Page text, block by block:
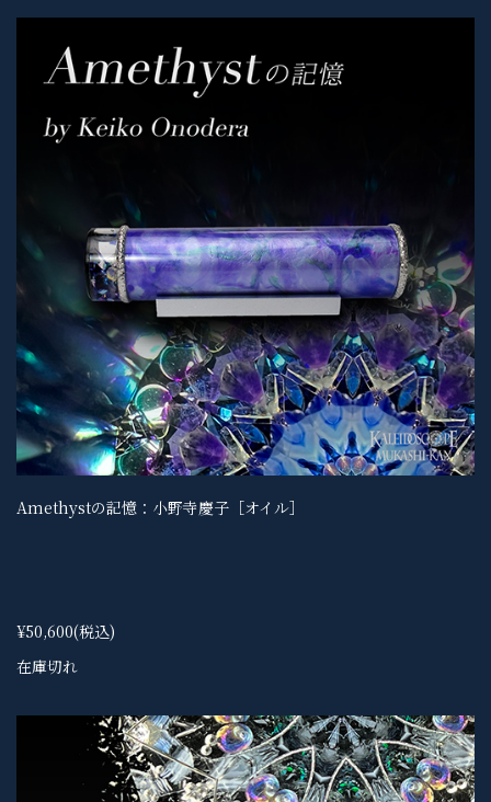
Amethystの記憶：小野寺慶子［オイル］
¥50,600(税込)
在庫切れ